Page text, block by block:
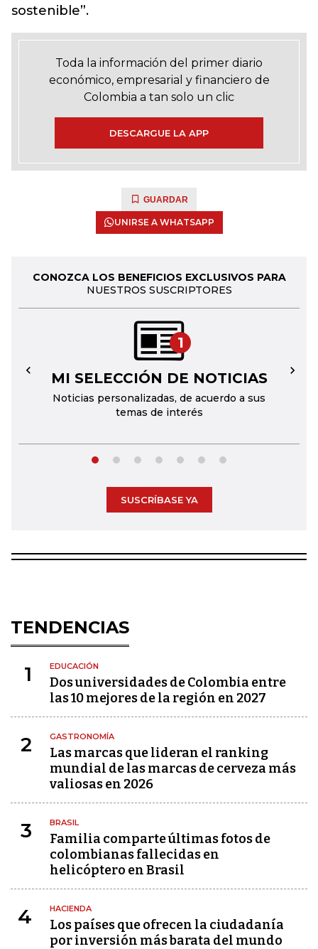
sostenible”.
Toda la información del primer diario
económico, empresarial y financiero de
Colombia a tan solo un clic
DESCARGUE LA APP
GUARDAR
UNIRSE A WHATSAPP
CONOZCA LOS BENEFICIOS EXCLUSIVOS PARA
NUESTROS SUSCRIPTORES
1
MI SELECCIÓN DE NOTICIAS
Noticias personalizadas, de acuerdo a sus
temas de interés
← →
SUSCRÍBASE YA
TENDENCIAS
1 EDUCACIÓN
Dos universidades de Colombia entre
las 10 mejores de la región en 2027
2 GASTRONOMÍA
Las marcas que lideran el ranking
mundial de las marcas de cerveza más
valiosas en 2026
3 BRASIL
Familia comparte últimas fotos de
colombianas fallecidas en
helicóptero en Brasil
4 HACIENDA
Los países que ofrecen la ciudadanía
por inversión más barata del mundo